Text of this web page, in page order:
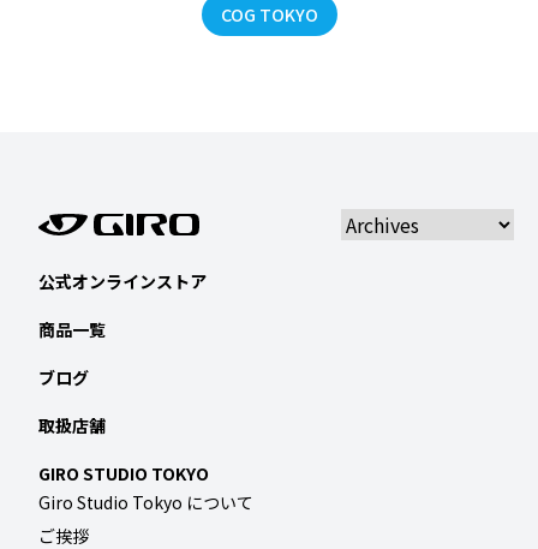
COG TOKYO
公式オンラインストア
商品一覧
ブログ
取扱店舗
GIRO STUDIO TOKYO
Giro Studio Tokyo について
ご挨拶